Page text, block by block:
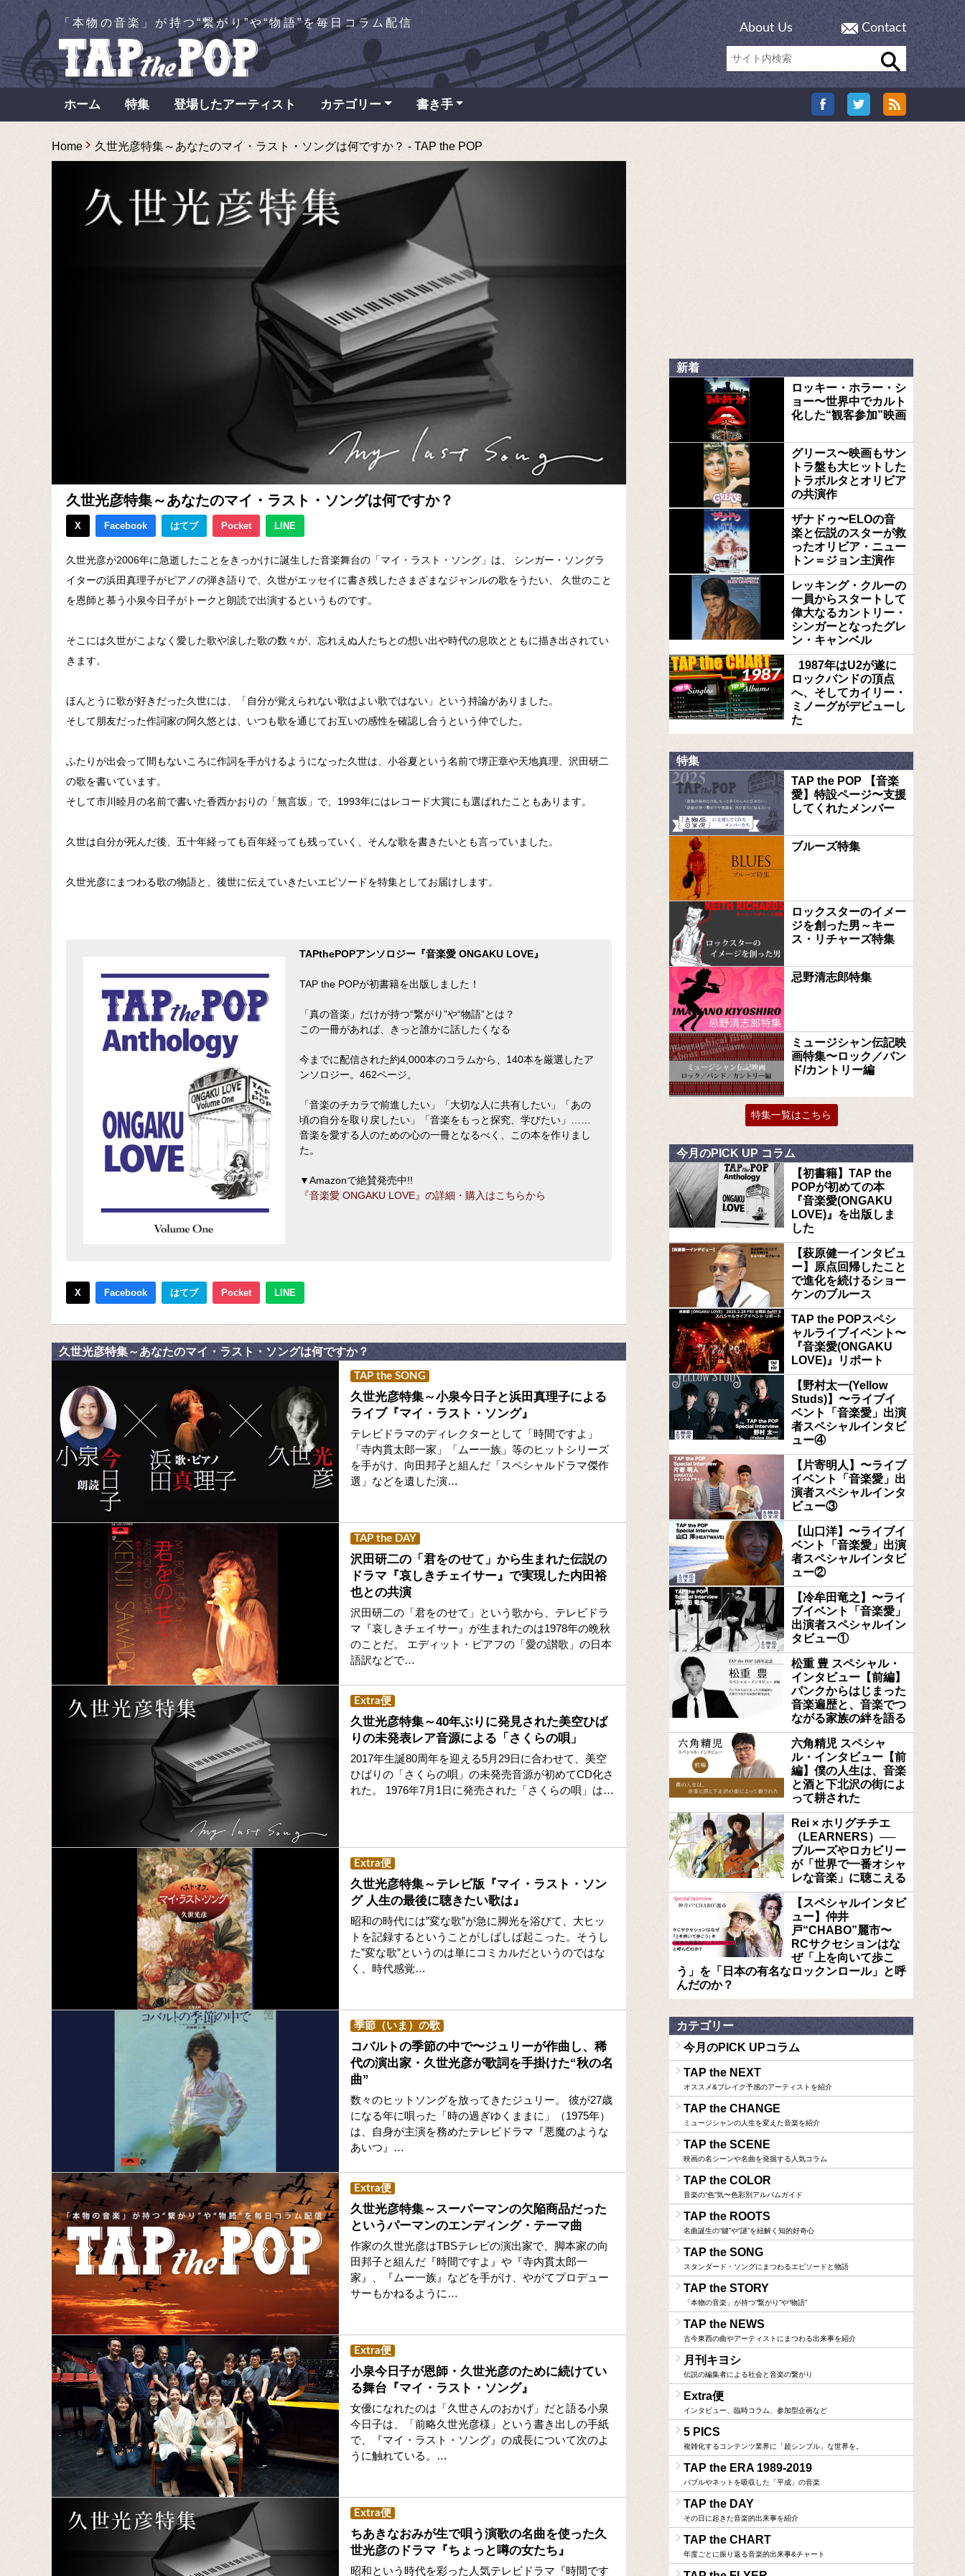
「本物の音楽」が持つ“繋がり”や“物語”を毎日コラム配信 About Us Contact
ホーム 特集 登場したアーティスト カテゴリー 書き手
Home 久世光彦特集～あなたのマイ・ラスト・ソングは何ですか？ - TAP the POP
久世光彦特集～あなたのマイ・ラスト・ソングは何ですか？
X Facebook はてブ Pocket LINE
久世光彦が2006年に急逝したことをきっかけに誕生した音楽舞台の「マイ・ラスト・ソング」は、 シンガー・ソングラ
イターの浜田真理子がピアノの弾き語りで、久世がエッセイに書き残したさまざまなジャンルの歌をうたい、 久世のこと
を恩師と慕う小泉今日子がトークと朗読で出演するというものです。
そこには久世がこよなく愛した歌や涙した歌の数々が、忘れえぬ人たちとの想い出や時代の息吹とともに描き出されてい
きます。
ほんとうに歌が好きだった久世には、「自分が覚えられない歌はよい歌ではない」という持論がありました。
そして朋友だった作詞家の阿久悠とは、いつも歌を通じてお互いの感性を確認し合うという仲でした。
ふたりが出会って間もないころに作詞を手がけるようになった久世は、小谷夏という名前で堺正章や天地真理、沢田研二
の歌を書いています。
そして市川睦月の名前で書いた香西かおりの「無言坂」で、1993年にはレコード大賞にも選ばれたこともあります。
久世は自分が死んだ後、五十年経っても百年経っても残っていく、そんな歌を書きたいとも言っていました。
久世光彦にまつわる歌の物語と、後世に伝えていきたいエピソードを特集としてお届けします。
TAPthePOPアンソロジー『音楽愛 ONGAKU LOVE』
TAP the POPが初書籍を出版しました！
「真の音楽」だけが持つ“繋がり”や“物語”とは？
この一冊があれば、きっと誰かに話したくなる
今までに配信された約4,000本のコラムから、140本を厳選したア
ンソロジー。462ページ。
「音楽のチカラで前進したい」「大切な人に共有したい」「あの
頃の自分を取り戻したい」「音楽をもっと探究、学びたい」……
音楽を愛する人のための心の一冊となるべく、この本を作りまし
た。
▼Amazonで絶賛発売中!!
『音楽愛 ONGAKU LOVE』の詳細・購入はこちらから
X Facebook はてブ Pocket LINE
久世光彦特集～あなたのマイ・ラスト・ソングは何ですか？
TAP the SONG
久世光彦特集～小泉今日子と浜田真理子による
ライブ『マイ・ラスト・ソング』
テレビドラマのディレクターとして「時間ですよ」
「寺内貫太郎一家」「ムー一族」等のヒットシリーズ
を手がけ、向田邦子と組んだ「スペシャルドラマ傑作
選」などを遺した演…
TAP the DAY
沢田研二の「君をのせて」から生まれた伝説の
ドラマ『哀しきチェイサー』で実現した内田裕
也との共演
沢田研二の「君をのせて」という歌から、テレビドラ
マ『哀しきチェイサー』が生まれたのは1978年の晩秋
のことだ。 エディット・ピアフの「愛の讃歌」の日本
語訳などで…
Extra便
久世光彦特集～40年ぶりに発見された美空ひば
りの未発表レア音源による「さくらの唄」
2017年生誕80周年を迎える5月29日に合わせて、美空
ひばりの「さくらの唄」の未発売音源が初めてCD化さ
れた。 1976年7月1日に発売された「さくらの唄」は…
Extra便
久世光彦特集～テレビ版『マイ・ラスト・ソン
グ 人生の最後に聴きたい歌は』
昭和の時代には”変な歌”が急に脚光を浴びて、大ヒッ
トを記録するということがしばしば起こった。そうし
た”変な歌”というのは単にコミカルだというのではな
く、時代感覚…
季節（いま）の歌
コバルトの季節の中で〜ジュリーが作曲し、稀
代の演出家・久世光彦が歌詞を手掛けた“秋の名
曲”
数々のヒットソングを放ってきたジュリー。 彼が27歳
になる年に唄った「時の過ぎゆくままに」（1975年）
は、自身が主演を務めたテレビドラマ『悪魔のような
あいつ』…
Extra便
久世光彦特集～スーパーマンの欠陥商品だった
というパーマンのエンディング・テーマ曲
作家の久世光彦はTBSテレビの演出家で、脚本家の向
田邦子と組んだ『時間ですよ』や『寺内貫太郎一
家』、『ムー一族』などを手がけ、やがてプロデュー
サーもかねるように…
Extra便
小泉今日子が恩師・久世光彦のために続けてい
る舞台『マイ・ラスト・ソング』
女優になれたのは「久世さんのおかげ」だと語る小泉
今日子は、「前略久世光彦様」という書き出しの手紙
で、『マイ・ラスト・ソング』の成長について次のよ
うに触れている。…
Extra便
ちあきなおみが生で唄う演歌の名曲を使った久
世光彦のドラマ『ちょっと噂の女たち』
昭和という時代を彩った人気テレビドラマ『時間です
新着
ロッキー・ホラー・シ
ョー〜世界中でカルト
化した“観客参加”映画
グリース〜映画もサン
トラ盤も大ヒットした
トラボルタとオリビア
の共演作
ザナドゥ〜ELOの音
楽と伝説のスターが救
ったオリビア・ニュー
トン＝ジョン主演作
レッキング・クルーの
一員からスタートして
偉大なるカントリー・
シンガーとなったグレ
ン・キャンベル
1987年はU2が遂に
ロックバンドの頂点
へ、そしてカイリー・
ミノーグがデビューし
た
特集
TAP the POP 【音楽
愛】特設ページ〜支援
してくれたメンバー
ブルーズ特集
ロックスターのイメー
ジを創った男～キー
ス・リチャーズ特集
忌野清志郎特集
ミュージシャン伝記映
画特集〜ロック／バン
ド/カントリー編
特集一覧はこちら
今月のPICK UP コラム
【初書籍】TAP the
POPが初めての本
『音楽愛(ONGAKU
LOVE)』を出版しま
した
【萩原健一インタビュ
ー】原点回帰したこと
で進化を続けるショー
ケンのブルース
TAP the POPスペシ
ャルライブイベント〜
『音楽愛(ONGAKU
LOVE)』リポート
【野村太一(Yellow
Studs)】〜ライブイ
ベント「音楽愛」出演
者スペシャルインタビ
ュー④
【片寄明人】〜ライブ
イベント「音楽愛」出
演者スペシャルインタ
ビュー③
【山口洋】〜ライブイ
ベント「音楽愛」出演
者スペシャルインタビ
ュー②
【冷牟田竜之】〜ライ
ブイベント「音楽愛」
出演者スペシャルイン
タビュー①
松重 豊 スペシャル・
インタビュー【前編】
パンクからはじまった
音楽遍歴と、音楽でつ
ながる家族の絆を語る
六角精児 スペシャ
ル・インタビュー【前
編】僕の人生は、音楽
と酒と下北沢の街によ
って耕された
Rei × ホリグチチエ
（LEARNERS）──
ブルーズやロカビリー
が「世界で一番オシャ
レな音楽」に聴こえる
【スペシャルインタビ
ュー】仲井
戸“CHABO”麗市〜
RCサクセションはな
ぜ「上を向いて歩こ
う」を「日本の有名なロックンロール」と呼
んだのか？
カテゴリー
今月のPICK UPコラム
TAP the NEXT
オススメ&ブレイク予感のアーティストを紹介
TAP the CHANGE
ミュージシャンの人生を変えた音楽を紹介
TAP the SCENE
映画の名シーンや名曲を発掘する人気コラム
TAP the COLOR
音楽の“色”気〜色彩別アルバムガイド
TAP the ROOTS
名曲誕生の“鍵”や“謎”を紐解く知的好奇心
TAP the SONG
スタンダード・ソングにまつわるエピソードと物語
TAP the STORY
「本物の音楽」が持つ“繋がり”や“物語”
TAP the NEWS
古今東西の曲やアーティストにまつわる出来事を紹介
月刊キヨシ
伝説の編集者による社会と音楽の繋がり
Extra便
インタビュー、臨時コラム、参加型企画など
5 PICS
複雑化するコンテンツ業界に「超シンプル」な世界を。
TAP the ERA 1989-2019
バブルやネットを吸収した「平成」の音楽
TAP the DAY
その日に起きた音楽的出来事を紹介
TAP the CHART
年度ごとに振り返る音楽的出来事&チャート